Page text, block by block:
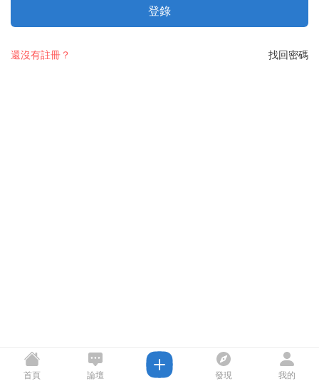
登錄
找回密碼
還沒有註冊？
首頁 論壇 發現 我的